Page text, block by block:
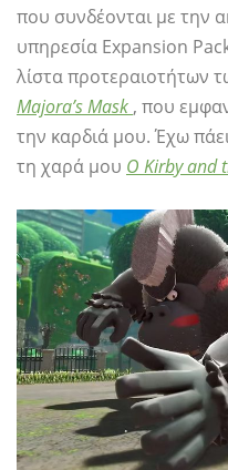
που συνδέονται με την
υπηρεσία Expansion
λίστα προτεραιοτήτων
Majora’s Mask , που
την καρδιά μου. Έχω
τη χαρά μου Ο Kirby and